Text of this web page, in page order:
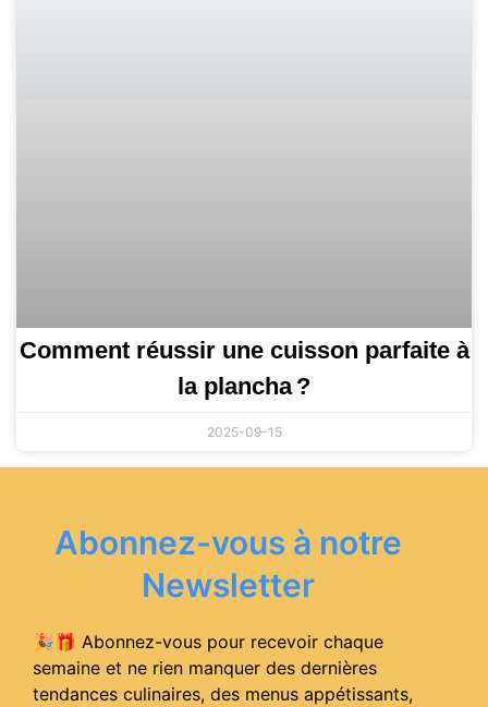
Comment réussir une cuisson parfaite à
la plancha ?
2025-09-15
Abonnez-vous à notre
Newsletter
🎉🎁 Abonnez-vous pour recevoir chaque
semaine et ne rien manquer des dernières
tendances culinaires, des menus appétissants,